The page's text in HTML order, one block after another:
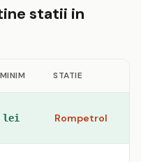
statii in
STATIE
lei Rompetrol